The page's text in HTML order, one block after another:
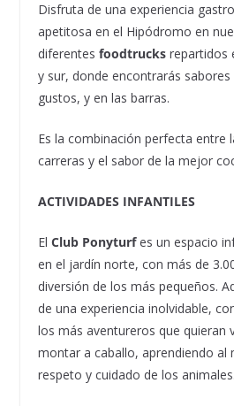
Disfruta de una experiencia
apetitosa en el Hipódromo en
diferentes foodtrucksrepartidos
y sur, donde encontrarás
gustos, y en las barras.
Es la combinación perfecta entre
carreras y el sabor de la mejor
ACTIVIDADES INFANTILES
El Club Ponyturfes un espacio
en el jardín norte, con más de
diversión de los más pequeños.
de una experiencia inolvidable,
los más aventureros que quieran
montar a caballo, aprendiendo al
respeto y cuidado de los animales.